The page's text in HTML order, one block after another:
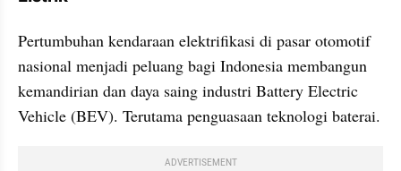
Pertumbuhan kendaraan elektrifikasi di pasar otomotif
nasional menjadi peluang bagi Indonesia membangun
kemandirian dan daya saing industri Battery Electric
Vehicle (BEV). Terutama penguasaan teknologi baterai.
ADVERTISEMENT